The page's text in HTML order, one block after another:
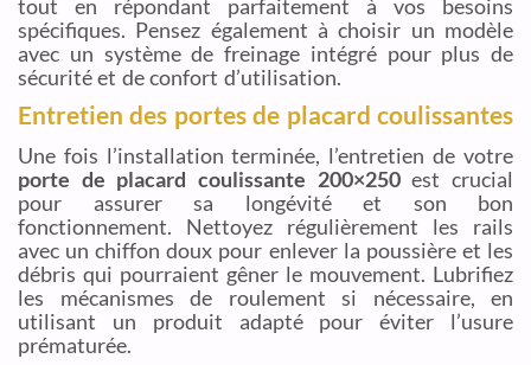
tout en répondant parfaitement à vos besoins
spécifiques. Pensez également à choisir un modèle
avec un système de freinage intégré pour plus de
sécurité et de confort d’utilisation.
Entretien des portes de placard coulissantes
Une fois l’installation terminée, l’entretien de votre
porte de placard coulissante 200×250est crucial
pour assurer sa longévité et son bon
fonctionnement. Nettoyez régulièrement les rails
avec un chiffon doux pour enlever la poussière et les
débris qui pourraient gêner le mouvement. Lubrifiez
les mécanismes de roulement si nécessaire, en
utilisant un produit adapté pour éviter l’usure
prématurée.